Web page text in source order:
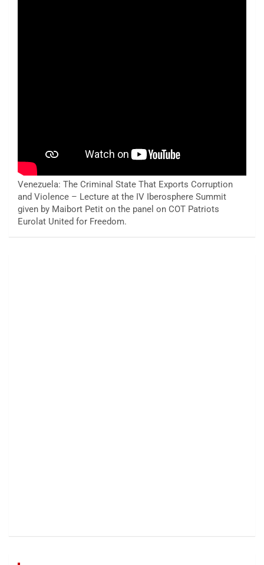
Venezuela: The Criminal State That Exports Corruption
and Violence – Lecture at the IV Iberosphere Summit
given by Maibort Petit on the panel on COT Patriots
Eurolat United for Freedom.